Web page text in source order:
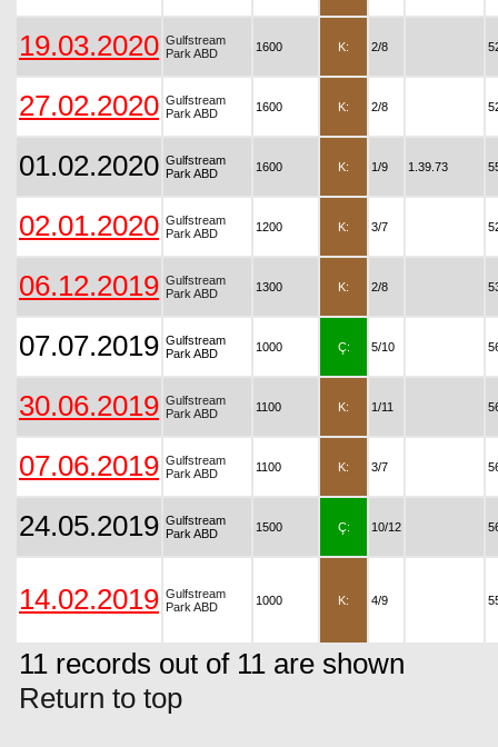
19.03.2020 Gulfstream
Park ABD
1600 K: 2/8
27.02.2020 Gulfstream
Park ABD
1600 K: 2/8
01.02.2020 Gulfstream
Park ABD
1600 K: 1/9 1.39.73
02.01.2020 Gulfstream
Park ABD
1200 K: 3/7
06.12.2019 Gulfstream
Park ABD
1300 K: 2/8
07.07.2019 Gulfstream
Park ABD
1000 Ç: 5/10
30.06.2019 Gulfstream
Park ABD
1100 K: 1/11
07.06.2019 Gulfstream
Park ABD
1100 K: 3/7
24.05.2019 Gulfstream
Park ABD
1500 Ç: 10/12
14.02.2019 Gulfstream
Park ABD
1000 K: 4/9
11 records out of 11 are shown
Return to top